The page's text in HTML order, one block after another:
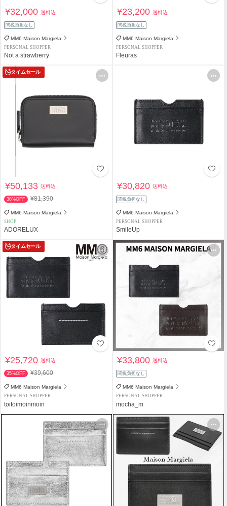
¥32,000送料込
関税負担なし
MM6 Maison Margiela
PERSONAL SHOPPER
Not a strawberry
¥23,200送料込
関税負担なし
MM6 Maison Margiela
PERSONAL SHOPPER
Fleuras
タイムセール
¥50,133送料込
38%OFF ¥81,390
MM6 Maison Margiela
SHOP
ADORELUX
¥30,820送料込
関税負担なし
MM6 Maison Margiela
PERSONAL SHOPPER
SmileUp
タイムセール
¥25,720送料込
35%OFF ¥39,600
MM6 Maison Margiela
PERSONAL SHOPPER
toitoimoinmoin
¥33,800送料込
関税負担なし
MM6 Maison Margiela
PERSONAL SHOPPER
mocha_m